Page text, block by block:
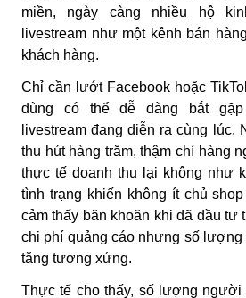
miền, ngày càng nhiều hộ
livestream như một kênh bán
khách hàng.
Chỉ cần lướt Facebook hoặc
dùng có thể dễ dàng bắt gặp
livestream đang diễn ra cùng lúc.
thu hút hàng trăm, thậm chí hàng
thực tế doanh thu lại không như
tình trạng khiến không ít chủ
cảm thấy băn khoăn khi đã đầu tư
chi phí quảng cáo nhưng số lượng
tăng tương xứng.
Thực tế cho thấy, số lượng người